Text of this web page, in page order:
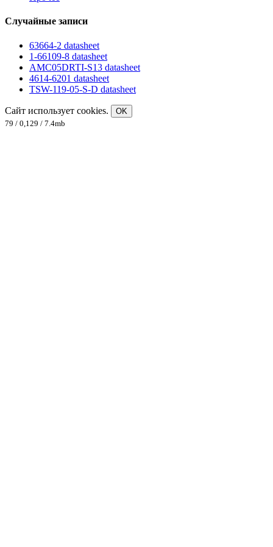
Случайные записи
63664-2 datasheet
1-66109-8 datasheet
AMC05DRTI-S13 datasheet
4614-6201 datasheet
TSW-119-05-S-D datasheet
Сайт использует cookies.
OK
79 / 0,129 / 7.4mb